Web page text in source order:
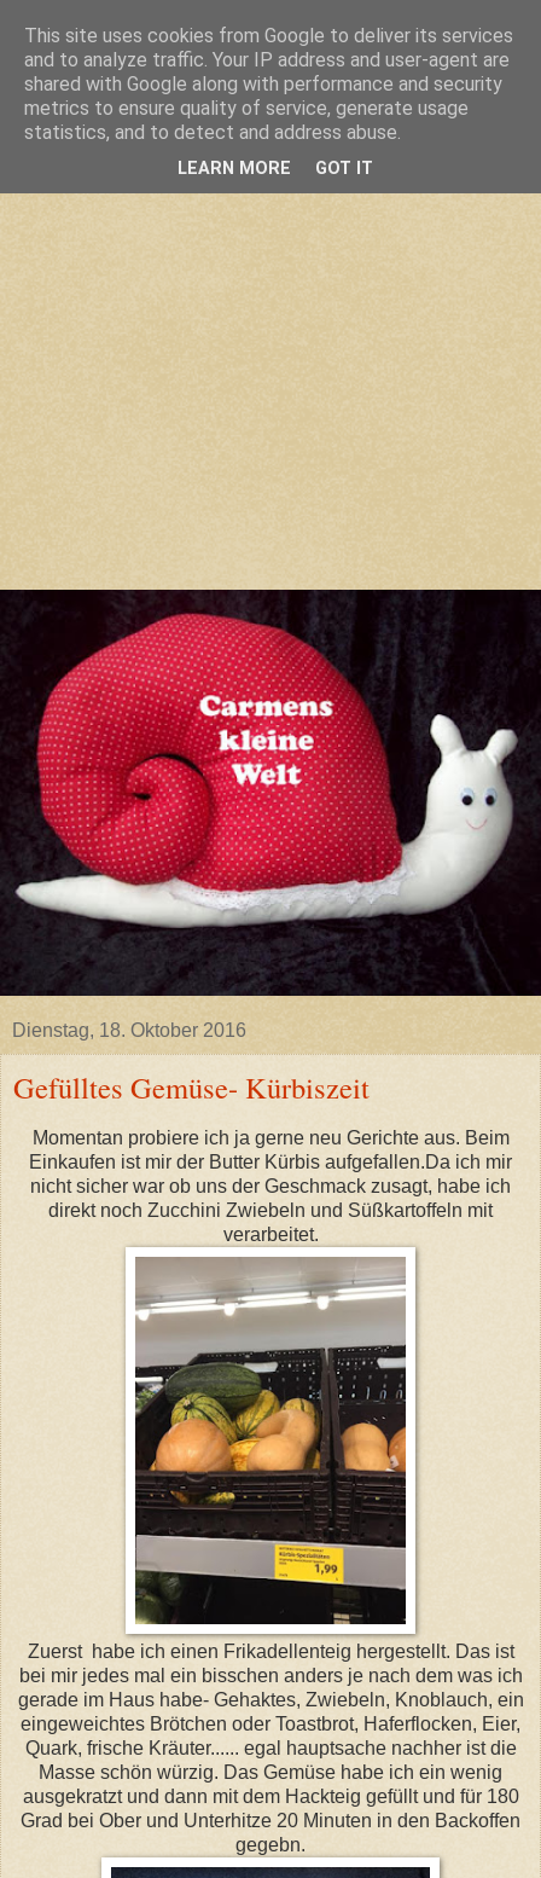
Dienstag, 18. Oktober 2016
Gefülltes Gemüse- Kürbiszeit
Momentan probiere ich ja gerne neu Gerichte aus. Beim
Einkaufen ist mir der Butter Kürbis aufgefallen.Da ich mir
nicht sicher war ob uns der Geschmack zusagt, habe ich
direkt noch Zucchini Zwiebeln und Süßkartoffeln mit
verarbeitet.
Zuerst habe ich einen Frikadellenteig hergestellt. Das ist
bei mir jedes mal ein bisschen anders je nach dem was ich
gerade im Haus habe- Gehaktes, Zwiebeln, Knoblauch, ein
eingeweichtes Brötchen oder Toastbrot, Haferflocken, Eier,
Quark, frische Kräuter...... egal hauptsache nachher ist die
Masse schön würzig. Das Gemüse habe ich ein wenig
ausgekratzt und dann mit dem Hackteig gefüllt und für 180
Grad bei Ober und Unterhitze 20 Minuten in den Backoffen
gegebn.
This site uses cookies from Google to deliver its services
and to analyze traffic. Your IP address and user-agent are
shared with Google along with performance and security
metrics to ensure quality of service, generate usage
statistics, and to detect and address abuse.
LEARN MORE GOT IT